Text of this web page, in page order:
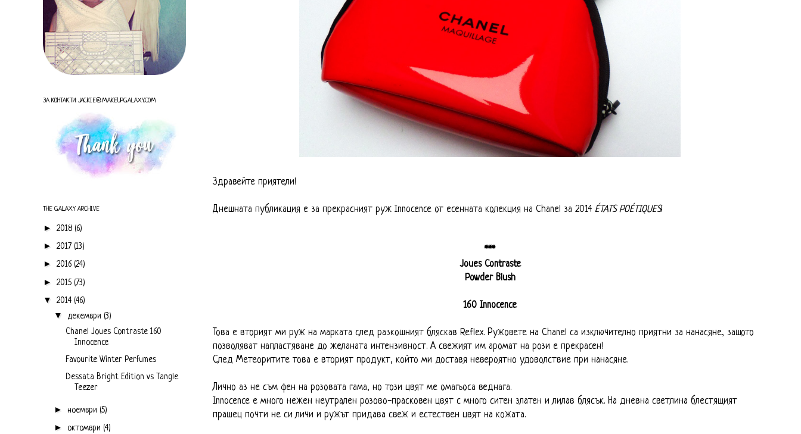
Здравейте приятели!
Днешната публикация е за прекрасният руж Innocence от есенната колекция на Chanel за 2014 ÉTATS POÉTIQUES!
***
Joues Contraste
Powder Blush
160 Innocence
Това е вторият ми руж на марката след разкошният бляскав Reflex. Ружовете на Chanel са изключително приятни за нанасяне, защото
позволяват напластяване до желаната интензивност. А свежият им аромат на рози е прекрасен!
След Метеоритите това е вторият продукт, който ми доставя невероятно удоволствие при нанасяне.
Лично аз не съм фен на розовата гама, но този цвят ме омагьоса веднага.
Innocence е много нежен неутрален розово-прасковен цвят с много ситен златен и лилав блясък. На дневна светлина блестящият
прашец почти не си личи и ружът придава свеж и естествен цвят на кожата.
ЗА КОНТАКТИ: JACKIE@MAKEUPGALAXY.COM
THE GALAXY ARCHIVE
► 2018 (6)
► 2017 (13)
► 2016 (24)
► 2015 (73)
▼ 2014 (46)
▼ декември (3)
Chanel Joues Contraste 160
Innocence
Favourite Winter Perfumes
Dessata Bright Edition vs Tangle
Teezer
► ноември (5)
► октомври (4)